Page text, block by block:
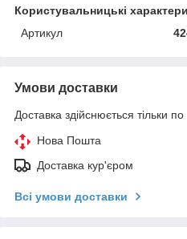
Користувальницькі
Артикул
Умови доставки
Доставка здійснюється тільки
Нова Пошта
Доставка кур'єром
Всі умови доставки